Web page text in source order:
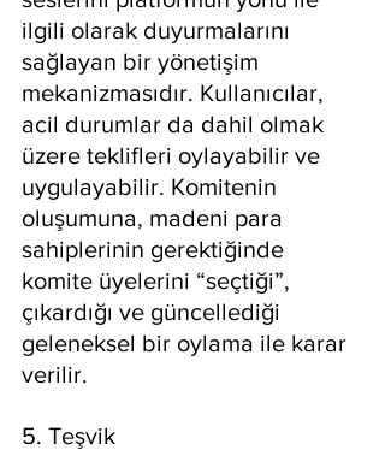
ilgili olarak duyurmalarını
sağlayan bir yönetişim
mekanizmasıdır. Kullanıcılar,
acil durumlar da dahil olmak
üzere teklifleri oylayabilir ve
uygulayabilir. Komitenin
oluşumuna, madeni para
sahiplerinin gerektiğinde
komite üyelerini “seçtiği”,
çıkardığı ve güncellediği
geleneksel bir oylama ile karar
verilir.
5. Teşvik